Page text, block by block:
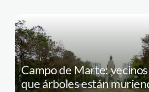
Campo de Marte:
que árboles están